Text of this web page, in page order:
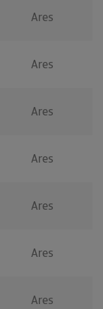
Ares
Ares
Ares
Ares
Ares
Ares
Ares